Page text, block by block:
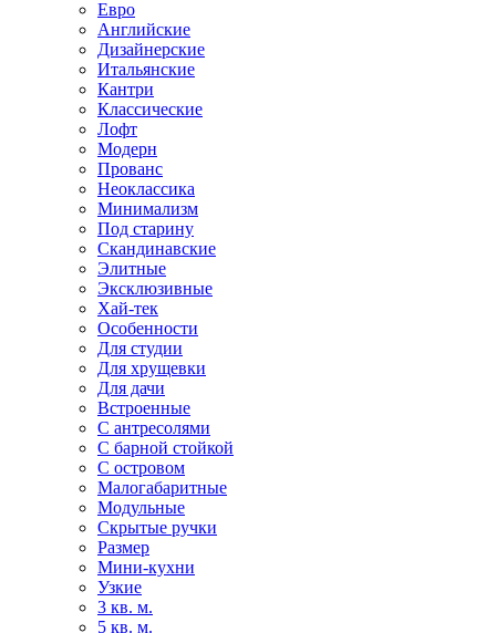
Евро
Английские
Дизайнерские
Итальянские
Кантри
Классические
Лофт
Модерн
Прованс
Неоклассика
Минимализм
Под старину
Скандинавские
Элитные
Эксклюзивные
Хай-тек
Особенности
Для студии
Для хрущевки
Для дачи
Встроенные
С антресолями
С барной стойкой
С островом
Малогабаритные
Модульные
Скрытые ручки
Размер
Мини-кухни
Узкие
3 кв. м.
5 кв. м.